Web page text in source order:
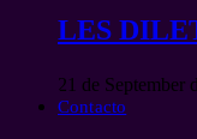
LES
21 de September
Contacto